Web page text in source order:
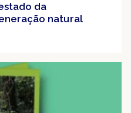
da
natural